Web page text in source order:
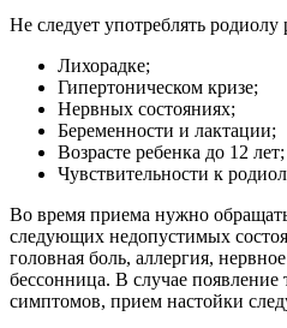
Не следует употреблять
Лихорадке;
Гипертоническом кризе;
Нервных состояниях;
Беременности и лактации;
Возрасте ребенка до 12 лет;
Чувствительности к
Во время приема нужно
следующих недопустимых
головная боль, аллергия,
бессонница. В случае появление
симптомов, прием настойки